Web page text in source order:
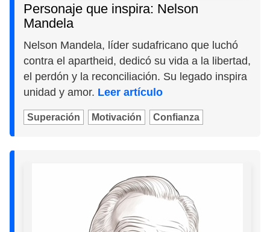
Personaje que inspira: Nelson
Mandela
Nelson Mandela, líder sudafricano que luchó
contra el apartheid, dedicó su vida a la libertad,
el perdón y la reconciliación. Su legado inspira
unidad y amor. Leer artículo
Superación Motivación Confianza